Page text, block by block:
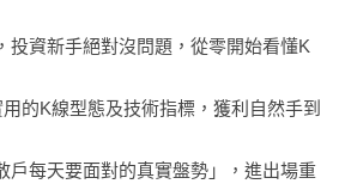
資新手絕對沒問題，從零開始看懂K
的K線型態及技術指標，獲利自然手到
每天要面對的真實盤勢」，進出場重